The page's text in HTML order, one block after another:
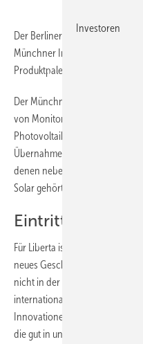
Der Berliner
Münchner Investor Liberta
Produktpalette von Skytron
Der Münchner Investor Liberta
von Monitoring-, Steuerungs-
Photovoltaikanlagen Skytron
Übernahmebedingungen
denen neben Skytron und
Solar gehört, nicht äußern.
Eintritt in ein
Für Liberta ist die Übernahme
neues Geschäftsfeld. Denn
nicht in der Solarbranche
internationale Präsenz sowie
Innovationen machen das
die gut in unseren Fokus von
Investoren